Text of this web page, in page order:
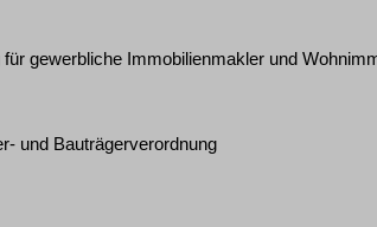
gewerbliche Immobilienmakler und
und Bauträgerverordnung